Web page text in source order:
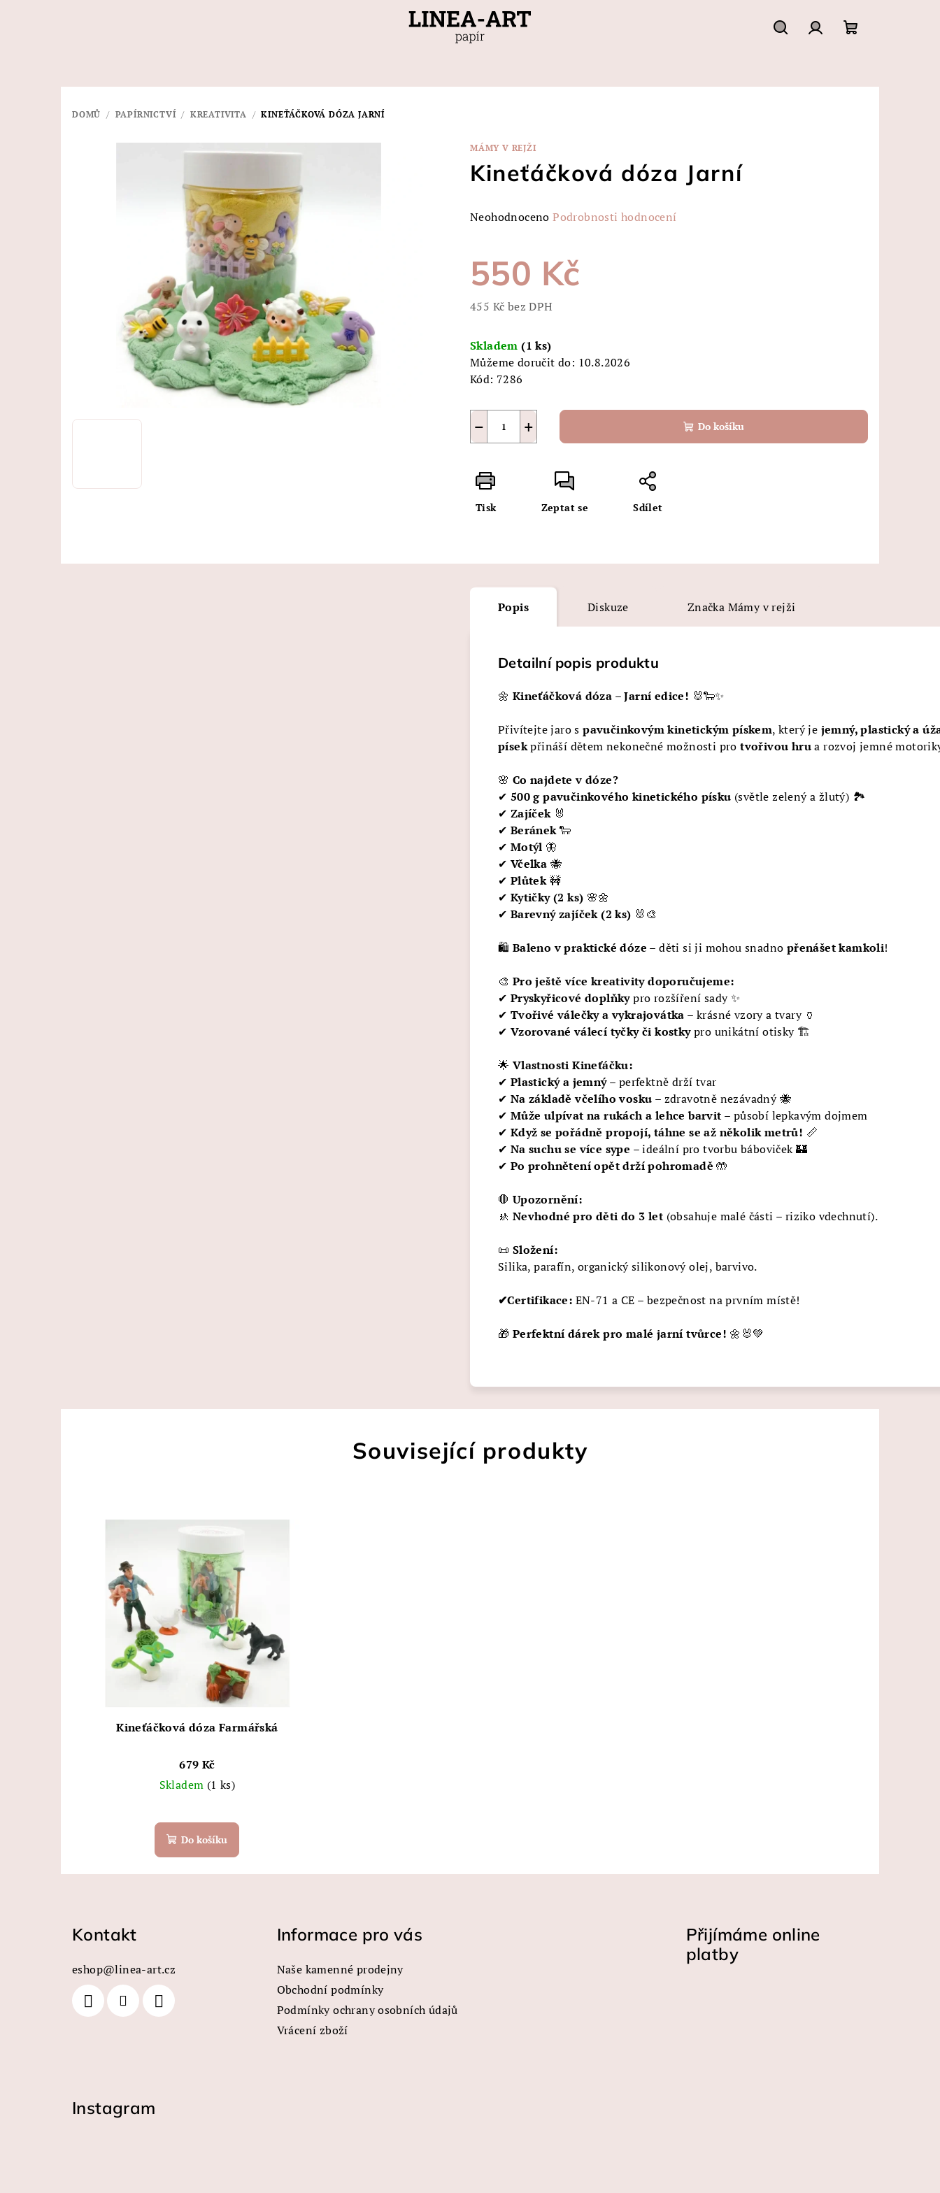
košík
DOMŮ / PAPÍRNICTVÍ / KREATIVITA / KINEŤÁČKOVÁ DÓZA JARNÍ
MÁMY V REJŽI
Kineťáčková dóza Jarní
Průměrné
je
0,0
z
Neohodnoceno Podrobnosti hodnocení
550 Kč
455 Kč bez DPH
cena:
Skladem(1 ks)
Můžeme doručit do: 10.8.2026
Kód: 7286
+
− Do košíku
Tisk Zeptat se Sdílet
Popis Diskuze Značka Mámy v rejži
Detailní popis produktu
🌼 Kineťáčková dóza – Jarní edice! 🐰🐑✨
Přivítejte jaro spavučinkovým kinetickým pískem, který je jemný, plastický a
písekpřináší dětem nekonečné možnosti protvořivou hrua rozvoj jemné
🌸 Co najdete v dóze?
✔ 500 g pavučinkového kinetického písku (světle zelený a žlutý) 🏞️
✔ Zajíček🐰
✔ Beránek🐑
✔ Motýl 🦋
✔ Včelka 🐝
✔ Plůtek🚧
✔ Kytičky (2 ks) 🌸🌼
✔ Barevný zajíček (2 ks) 🐰🎨
🛍️ Baleno v praktické dóze – děti si ji mohou snadno přenášet kamkoli!
🎨 Pro ještě více kreativity doporučujeme:
✔ Pryskyřicové doplňkypro rozšíření sady ✨
✔ Tvořivé válečky a vykrajovátka – krásné vzory a tvary 🏺
✔ Vzorované válecí tyčky či kostkypro unikátní otisky 🏗️
🌟 Vlastnosti Kineťáčku:
✔ Plastický a jemný– perfektně drží tvar
✔ Na základě včelího vosku – zdravotně nezávadný 🐝
✔ Může ulpívat na rukách a lehce barvit – působí lepkavým dojmem
✔ Když se pořádně propojí, táhne se až několik metrů! 📏
✔ Na suchu se více sype – ideální pro tvorbu báboviček 🏰
✔ Po prohnětení opět drží pohromadě 🤲
🛑 Upozornění:
🚸 Nevhodné pro děti do 3 let (obsahuje malé části – riziko vdechnutí).
📜 Složení:
Silika, parafín, organický silikonový olej, barvivo.
✔Certifikace: EN-71 a CE – bezpečnost na prvním místě!
🎁 Perfektní dárek pro malé jarní tvůrce! 🌼🐰💚
Související produkty
Kineťáčková dóza Farmářská
679 Kč
Skladem (1 ks)
Do košíku
Kontakt
eshop@linea-art.cz
Informace pro vás
Naše kamenné prodejny
Obchodní podmínky
Podmínky ochrany osobních údajů
Vrácení zboží
Přijímáme online
platby
Instagram